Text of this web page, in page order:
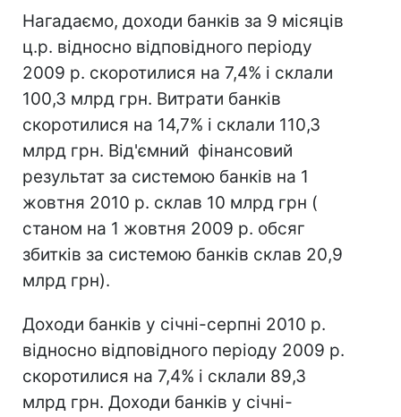
Нагадаємо, доходи банків за 9 місяців
ц.р. відносно відповідного періоду
2009 р. скоротилися на 7,4% і склали
100,3 млрд грн. Витрати банків
скоротилися на 14,7% і склали 110,3
млрд грн. Від'ємний фінансовий
результат за системою банків на 1
жовтня 2010 р. склав 10 млрд грн (
станом на 1 жовтня 2009 р. обсяг
збитків за системою банків склав 20,9
млрд грн).
Доходи банків у січні-серпні 2010 р.
відносно відповідного періоду 2009 р.
скоротилися на 7,4% і склали 89,3
млрд грн. Доходи банків у січні-